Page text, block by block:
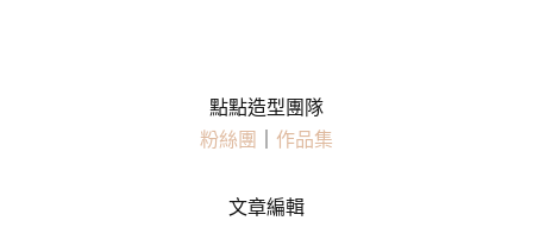
點點造型團隊
粉絲團
作品集
文章編輯